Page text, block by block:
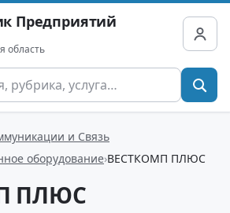
Предприятий
область
и Связь
оборудование ВЕСТКОМП ПЛЮС
ПЛЮС